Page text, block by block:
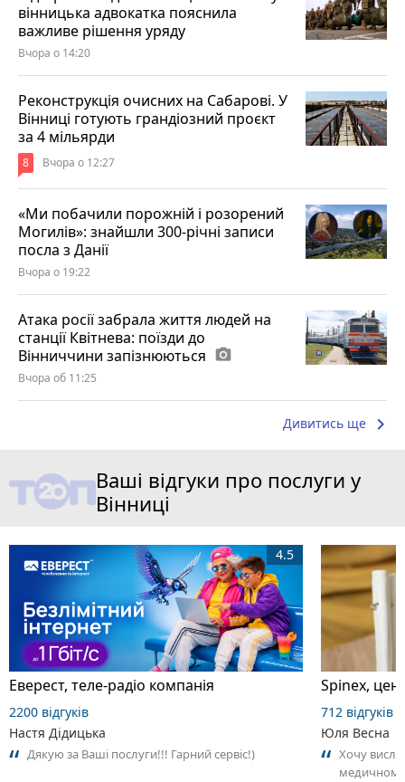
вінницька адвокатка пояснила
важливе рішення уряду
Вчора о 14:20
Реконструкція очисних на Сабарові. У
Вінниці готують грандіозний проєкт
за 4 мільярди
8 Вчора о 12:27
«Ми побачили порожній і розорений
Могилів»: знайшли 300-річні записи
посла з Данії
Вчора о 19:22
Атака росії забрала життя людей на
станції Квітнева: поїзди до
Вінниччини запізнюються photo_camera
Вчора об 11:25
Дивитись ще keyboard_arrow_right
Ваші відгуки про послуги у
Вінниці
Еверест, теле-радіо компанія
4.5
2200 відгуків
Настя Дідицька
Дякую за Ваші послуги!!! Гарний сервіс!)
Spinex,
712 відгуків
Юля Весна
Хочу
медичному